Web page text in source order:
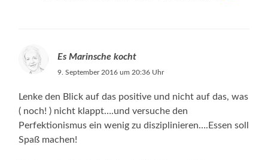
Es Marinsche kocht
9. September 2016 um 20:36 Uhr
Lenke den Blick auf das positive und nicht auf das, was
( noch! ) nicht klappt….und versuche den
Perfektionismus ein wenig zu disziplinieren….Essen soll
Spaß machen!